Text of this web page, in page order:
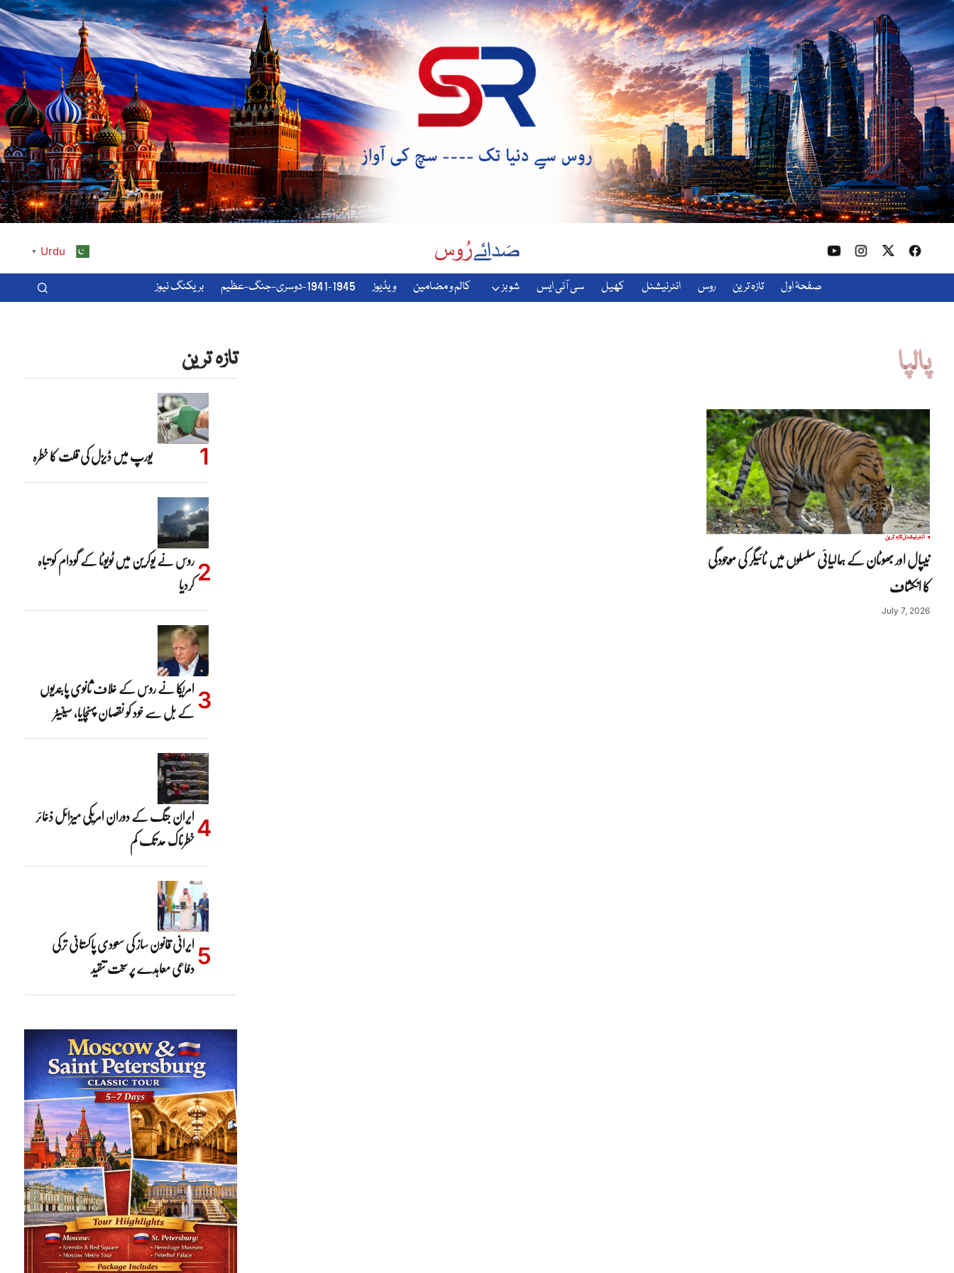
Urdu
▼
صفحۂ اول تازہ ترین روس انٹرنیشنل کھیل سی آئی ایس شوبز کالم و مضامین ویڈیوز 1941-1945-دوسری-جنگ-عظیم بریکنگ نیوز
پالپا
انٹرنیشنلتازہ ترین
نیپال اور بھوٹان کے ہمالیائی سلسلوں میں ٹائیگر کی موجودگی
کا انکشاف
July 7, 2026
تازہ ترین
یورپ میں ڈیزل کی قلت کا خطرہ
روس نے یوکرین میں ٹویوٹا کے گودام کو تباہ
کردیا
امریکا نے روس کے خلاف ثانوی پابندیوں
کے بل سے خود کو نقصان پہنچایا، سینیٹر
ایران جنگ کے دوران امریکی میزائل ذخائر
خطرناک حد تک کم
ایرانی قانون ساز کی سعودی پاکستانی ترکی
دفاعی معاہدے پر سخت تنقید